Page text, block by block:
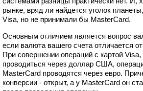
рынке, вряд ли найдется уголок
Visa, но не принимали бы MasterCard.
Основным отличием является вопрос
если валюта вашего счета отличается
При совершении операций с картой
проводиться через доллар США,
MasterCard проводятся через евро.
конверсии - открыт, а у MasterCard он